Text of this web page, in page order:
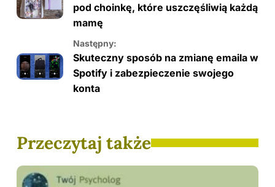
pod choinkę, które uszczęśliwią każdą
mamę
Następny:
Skuteczny sposób na zmianę emaila w
Spotify i zabezpieczenie swojego
konta
Przeczytaj także